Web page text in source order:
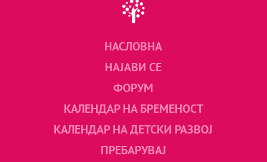
НАСЛОВНА
НАЈАВИ СЕ
ФОРУМ
КАЛЕНДАР НА БРЕМЕНОСТ
КАЛЕНДАР НА ДЕТСКИ РАЗВОЈ
ПРЕБАРУВАЈ